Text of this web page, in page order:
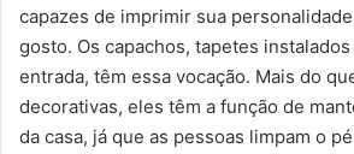
capazes de imprimir sua
gosto. Os capachos, tapetes
entrada, têm essa vocação. Mais do
decorativas, eles têm a função de
da casa, já que as pessoas limpam o